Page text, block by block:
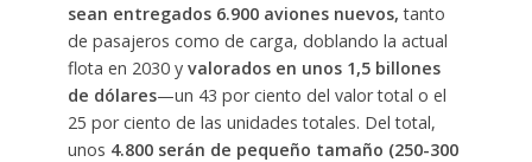
sean entregados 6.900 aviones nuevos, tanto
de pasajeros como de carga, doblando la actual
flota en 2030 yvalorados en unos 1,5 billones
de dólares—un 43 por ciento del valor total o el
25 por ciento de las unidades totales. Del total,
unos 4.800 serán de pequeño tamaño (250-300